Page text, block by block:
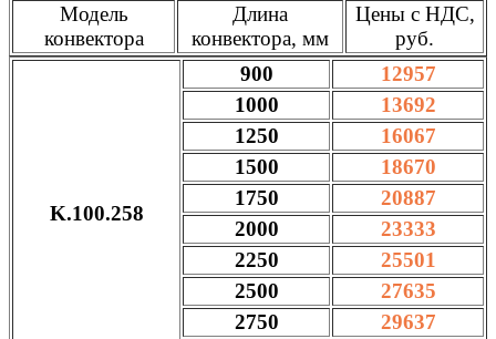
Модель
конвектора
Длина
конвектора, мм
Цены с НДС,
руб.
K.100.258
900
12957
1000
13692
1250
16067
1500
18670
1750
20887
2000
23333
2250
25501
2500
27635
2750
29637